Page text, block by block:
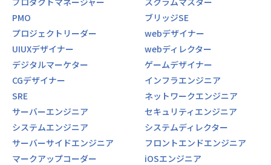
PMO
ブリッジSE
プロジェクトリーダー
webデザイナー
UIUXデザイナー
webディレクター
デジタルマーケター
ゲームデザイナー
CGデザイナー
インフラエンジニア
SRE
ネットワークエンジニア
サーバーエンジニア
セキュリティエンジニア
システムエンジニア
システムディレクター
サーバーサイドエンジニア
フロントエンドエンジニア
マークアップコーダー
iOSエンジニア